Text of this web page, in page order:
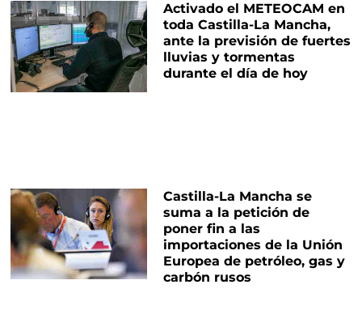
Activado el METEOCAM en
toda Castilla-La Mancha,
ante la previsión de fuertes
lluvias y tormentas
durante el día de hoy
Castilla-La Mancha se
suma a la petición de
poner fin a las
importaciones de la Unión
Europea de petróleo, gas y
carbón rusos